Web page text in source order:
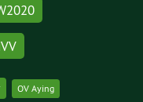
OV Aying